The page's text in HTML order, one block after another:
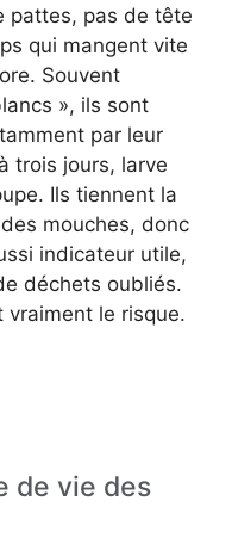
pattes, pas de tête
qui mangent vite
Souvent
», ils sont
par leur
trois jours, larve
Ils tiennent la
mouches, donc
indicateur utile,
déchets oubliés.
vraiment le risque.
de vie des